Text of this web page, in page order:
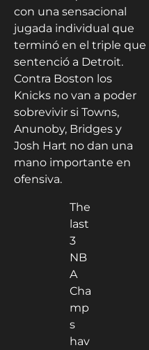
con una sensacional
jugada individual que
terminó en el triple que
sentenció a Detroit.
Contra Boston los
Knicks no van a poder
sobrevivir si Towns,
Anunoby, Bridges y
Josh Hart no dan una
mano importante en
ofensiva.
The
last
3
NB
A
Cha
mp
s
hav